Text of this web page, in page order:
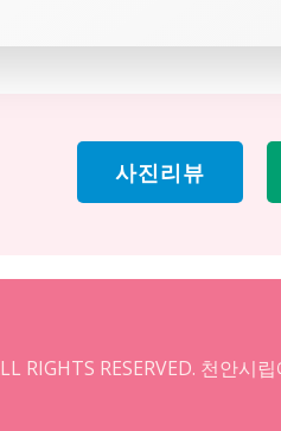
사진리뷰
RIGHTS RESERVED. 천안